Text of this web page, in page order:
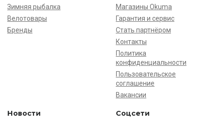
Зимняя рыбалка
Велотовары
Бренды
Магазины Okuma
Гарантия и сервис
Стать партнёром
Контакты
Политика
конфиденциальности
Пользовательское
соглашение
Вакансии
Новости Соцсети